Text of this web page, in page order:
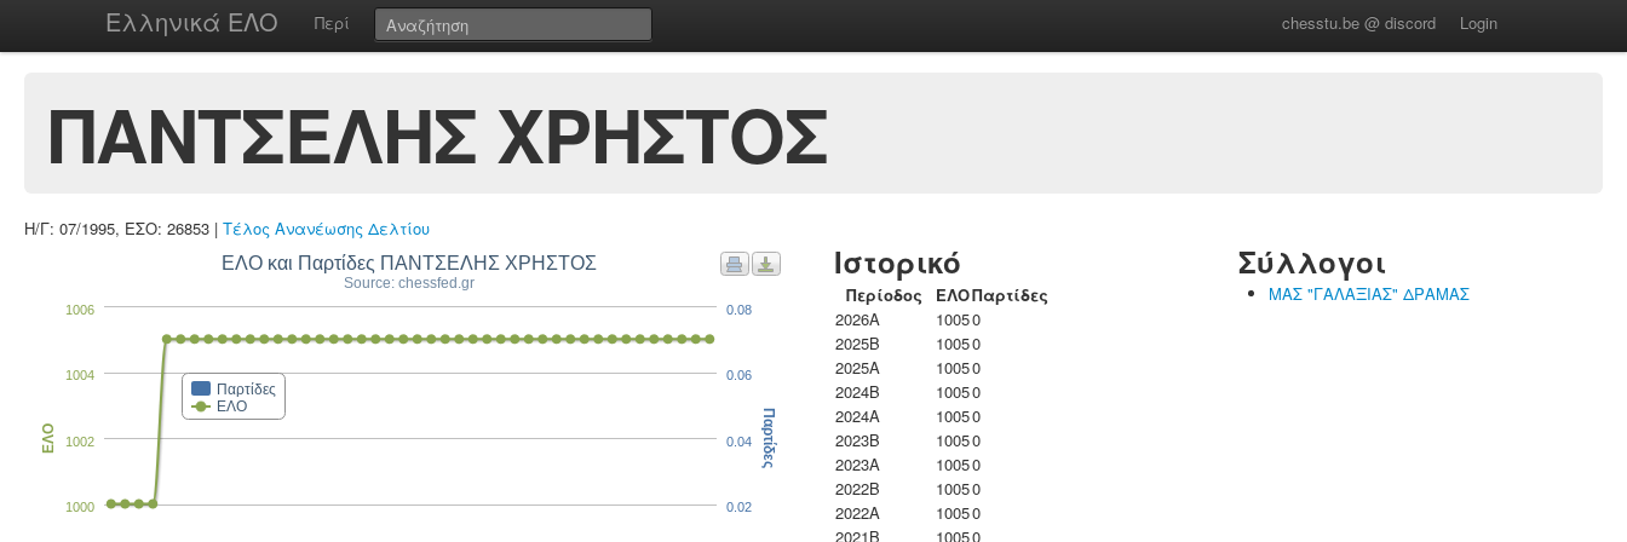
Ελληνικά ΕΛΟ Περί chesstu.be @ discord Login
ΠΑΝΤΣΕΛΗΣ ΧΡΗΣΤΟΣ
Η/Γ: 07/1995, ΕΣΟ: 26853 | Τέλος Ανανέωσης Δελτίου
ΕΛΟ και Παρτίδες ΠΑΝΤΣΕΛΗΣ ΧΡΗΣΤΟΣ
Source: chessfed.gr
Παρτίδες
ΕΛΟ
1000
1002
1004
1006
ΕΛΟ
0.02
0.04
0.06
0.08
Παρτίδες
Ιστορικό
Περίοδος ΕΛΟΠαρτίδες
2026A
10050
2025B
10050
2025A
10050
2024B
10050
2024A
10050
2023B
10050
2023Α
10050
2022B
10050
2022A
10050
2021B
10050
Σύλλογοι
ΜΑΣ "ΓΑΛΑΞΙΑΣ" ΔΡΑΜΑΣ